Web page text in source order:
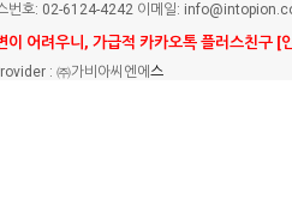
번호: 02-6124-4242 이메일:
어려우니, 가급적 카카오톡 플러스친구 [
: ㈜가비아씨엔에 스